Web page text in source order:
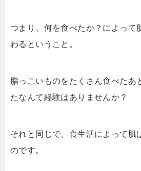
つまり、何を食べたか？によって
わるということ。
脂っこいものをたくさん食べたあ
たなんて経験はありませんか？
それと同じで、食生活によって肌
のです。